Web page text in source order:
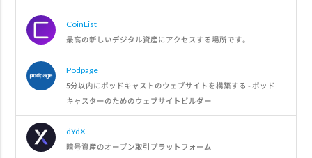
CoinList
最高の新しいデジタル資産にアクセスする場所です。
Podpage
5分以内にポッドキャストのウェブサイトを構築する - ポッド
キャスターのためのウェブサイトビルダー
dYdX
暗号資産のオープン取引プラットフォーム